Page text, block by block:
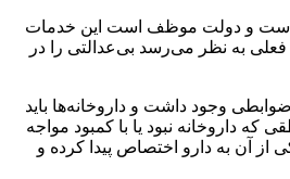
است و دولت موظف است این خدمات
به نظر می‌رسد بی‌عدالتی را در
که قبلا برای تاسیس داروخانه ضوابطی وجود داشت و داروخانه‌ها باید
که داروخانه نبود یا با کمبود مواجه
از آن به دارو اختصاص پیدا کرده و